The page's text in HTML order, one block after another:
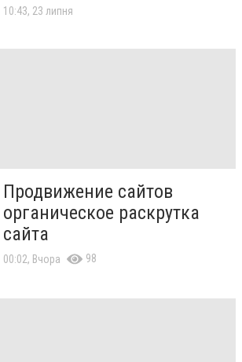
10:43, 23 липня
Продвижение сайтов
органическое раскрутка
сайта
00:02, Вчора 98